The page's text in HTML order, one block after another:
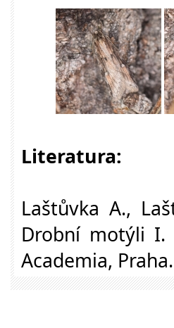
Literatura:
Laštůvka A.,
Drobní motýli I.
Academia, Praha.